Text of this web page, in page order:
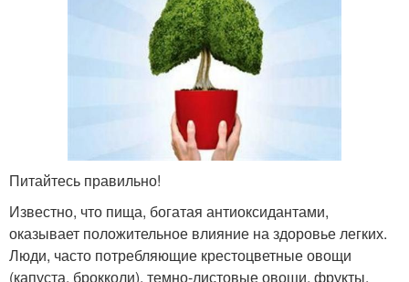
Питайтесь правильно!
Известно, что пища, богатая антиоксидантами,
оказывает положительное влияние на здоровье легких.
Люди, часто потребляющие крестоцветные овощи
(капуста, брокколи), темно-листовые овощи, фрукты,